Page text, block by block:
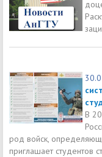
В
род войск,
приглашает студентов